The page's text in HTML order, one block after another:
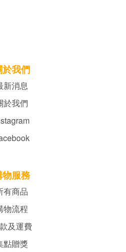
於我們
新消息
於我們
物服務
有商品
物流程
及運費
點贈獎